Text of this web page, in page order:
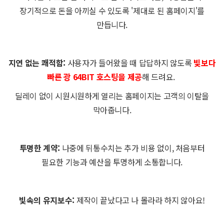
장기적으로 돈을 아끼실 수 있도록 '제대로 된 홈페이지'를
만듭니다.
지연 없는 쾌적함: 사용자가 들어왔을 때 답답하지 않도록 빛보다
빠른 광 64BIT 호스팅을 제공해 드려요.
딜레이 없이 시원시원하게 열리는 홈페이지는 고객의 이탈을
막아줍니다.
투명한 계약: 나중에 뒤통수치는 추가 비용 없이, 처음부터
필요한 기능과 예산을 투명하게 소통합니다.
빛속의 유지보수: 제작이 끝났다고 나 몰라라 하지 않아요!